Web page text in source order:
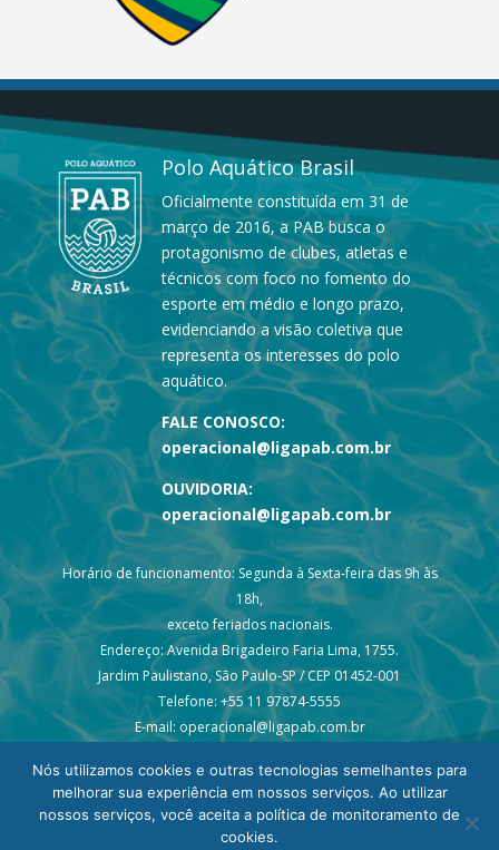
Polo Aquático Brasil
Oficialmente constituída em 31 de
março de 2016, a PAB busca o
protagonismo de clubes, atletas e
técnicos com foco no fomento do
esporte em médio e longo prazo,
evidenciando a visão coletiva que
representa os interesses do polo
aquático.
FALE CONOSCO:
operacional@ligapab.com.br
OUVIDORIA:
operacional@ligapab.com.br
Horário de funcionamento: Segunda à Sexta-feira das 9h às
18h,
exceto feriados nacionais.
Endereço: Avenida Brigadeiro Faria Lima, 1755.
Jardim Paulistano, São Paulo-SP / CEP 01452-001
Telefone: +55 11 97874-5555
E-mail: operacional@ligapab.com.br
Nós utilizamos cookies e outras tecnologias semelhantes para
melhorar sua experiência em nossos serviços. Ao utilizar
nossos serviços, você aceita a política de monitoramento de
cookies.